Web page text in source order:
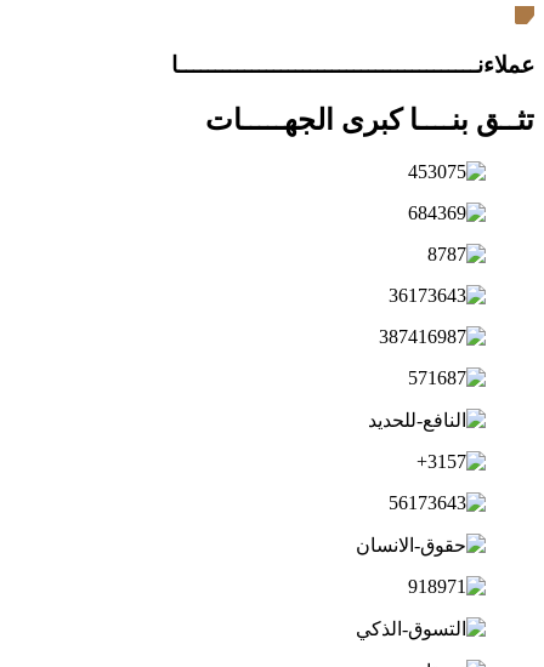
عملاءنـــــــــــــــــــــــــــــــــــــــــا
تثــق بنــــا كبرى الجهـــــات